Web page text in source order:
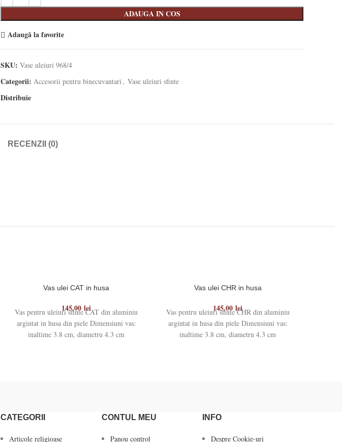
ADAUGA IN COS
Adaugă la favorite
SKU: Vase uleiuri 968/4
Categorii: Accesorii pentru binecuvantari , Vase uleiuri sfinte
Distribuie
RECENZII (0)
Vas ulei CAT in husa
145,00 lei
Vas pentru uleiuri sfinte CAT din aluminiu
argintat in husa din piele Dimensiuni vas:
inaltime 3.8 cm, diametru 4.3 cm
Vas ulei CHR in husa
145,00 lei
Vas pentru uleiuri sfinte CHR din aluminiu
argintat in husa din piele Dimensiuni vas:
inaltime 3.8 cm, diametru 4.3 cm
CATEGORII
Articole religioase
CONTUL MEU
Panou control
INFO
Despre Cookie-uri